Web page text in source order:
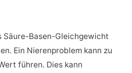
Säure-Basen-Gleichgewicht
Ein Nierenproblem kann zu
führen. Dies kann